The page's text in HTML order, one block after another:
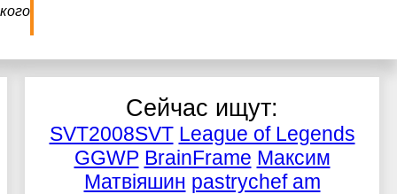
Сейчас ищут:
SVT2008SVT League of Legends
GGWP BrainFrame Максим
Матвіяшин pastrychef am